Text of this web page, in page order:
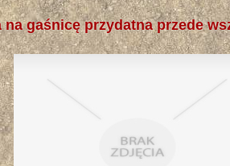
na gaśnicę przydatna przede